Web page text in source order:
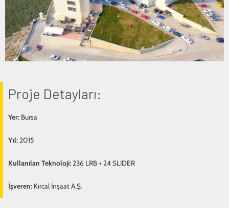
Proje Detayları:
Yer: Bursa
Yıl:2015
Kullanılan Teknoloji:236 LRB + 24 SLIDER
İşveren: Kırcal İnşaat A.Ş.